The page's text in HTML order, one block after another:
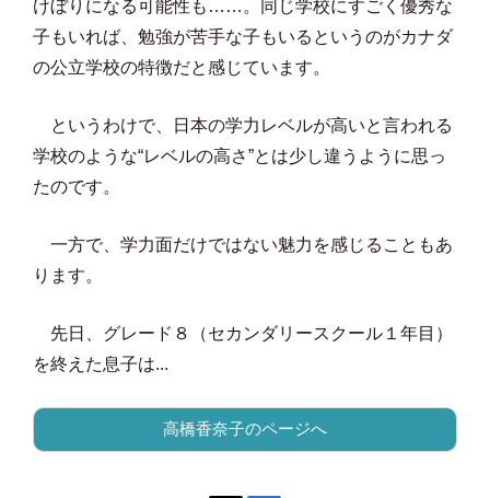
けぼりになる可能性も……。同じ学校にすごく優秀な
子もいれば、勉強が苦手な子もいるというのがカナダ
の公立学校の特徴だと感じています。
というわけで、日本の学力レベルが高いと言われる
学校のような“レベルの高さ”とは少し違うように思っ
たのです。
一方で、学力面だけではない魅力を感じることもあ
ります。
先日、グレード８（セカンダリースクール１年目）
を終えた息子は...
高橋香奈子のページへ